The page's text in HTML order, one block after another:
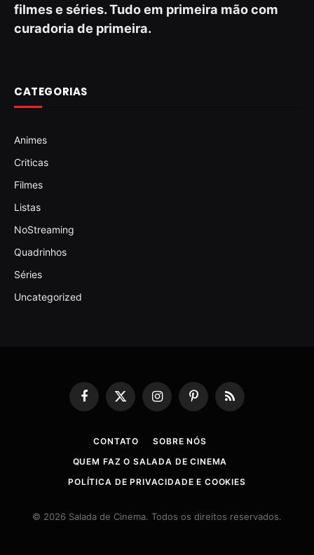
filmes e séries. Tudo em primeira mão com
curadoria de primeira.
CATEGORIAS
Animes
Criticas
Filmes
Listas
NoStreaming
Quadrinhos
Séries
Uncategorized
Facebook
X
InstagramPinterestRSS
CONTATO
SOBRE NÓS
QUEM FAZ O SALADA DE CINEMA
POLÍTICA DE PRIVACIDADE E COOKIES
© 2026 Salada de Cinema. Todos os direitos reservados.